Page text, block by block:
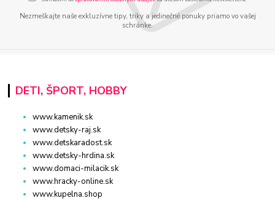
Nezmeškajte naše exkluzívne tipy, triky a jedinečné ponuky priamo vo vašej
schránke.
DETI, ŠPORT, HOBBY
www.kamenik.sk
www.detsky-raj.sk
www.detskaradost.sk
www.detsky-hrdina.sk
www.domaci-milacik.sk
www.hracky-online.sk
www.kupelna.shop